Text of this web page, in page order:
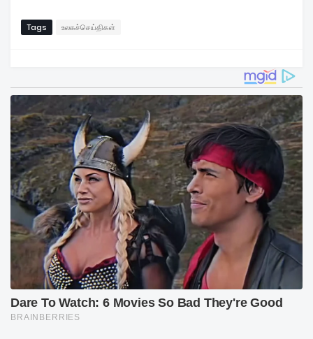
Tags உலகச்செய்திகள்